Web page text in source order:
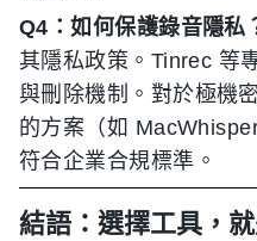
Q4：如何保護錄音隱私
其隱私政策。Tinrec 等
與刪除機制。對於極機
的方案（如
符合企業合規標準。
結語：選擇工具，